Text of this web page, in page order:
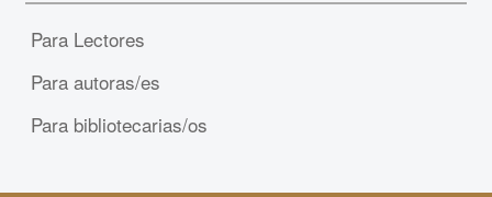
Para Lectores
Para autoras/es
Para bibliotecarias/os